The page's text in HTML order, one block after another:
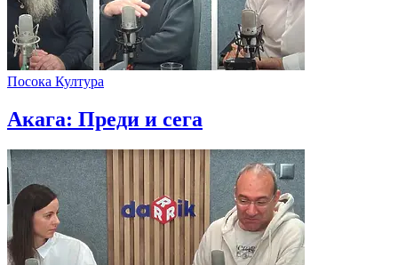
Посока Култура
Акага: Преди и сега